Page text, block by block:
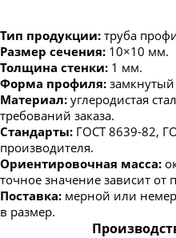
Тип продукции: труба
Размер сечения: 10×10 мм.
Толщина стенки: 1 мм.
Форма профиля:
Материал: углеродистая
требований заказа.
Стандарты: ГОСТ 8639-82,
производителя.
Ориентировочная масса:
точное значение зависит от
Поставка: мерной или
в размер.